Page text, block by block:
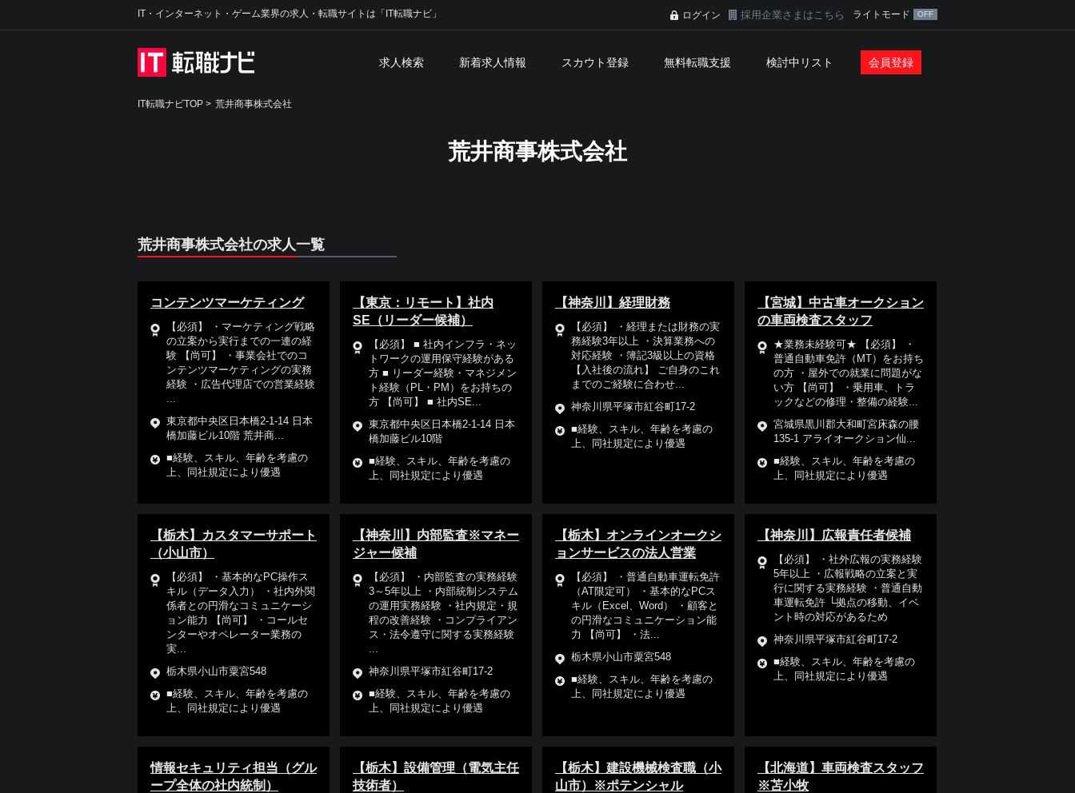
IT・インターネット・ゲーム業界の求人・転職サイトは「IT転職ナビ」 ログイン 採用企業さまはこちら ライトモード
求人検索 新着求人情報 スカウト登録 無料転職支援 検討中リスト 会員登録
IT転職ナビTOP > 荒井商事株式会社
荒井商事株式会社
荒井商事株式会社の求人一覧
コンテンツマーケティング
【必須】 ・マーケティング戦略
の立案から実行までの一連の経
験 【尚可】 ・事業会社でのコ
ンテンツマーケティングの実務
経験 ・広告代理店での営業経験
...
東京都中央区日本橋2-1-14 日本
橋加藤ビル10階 荒井商...
■経験、スキル、年齢を考慮の
上、同社規定により優遇
【東京：リモート】社内
SE（リーダー候補）
【必須】 ■ 社内インフラ・ネッ
トワークの運用保守経験がある
方 ■ リーダー経験・マネジメン
ト経験（PL・PM）をお持ちの
方 【尚可】 ■ 社内SE...
東京都中央区日本橋2-1-14 日本
橋加藤ビル10階
■経験、スキル、年齢を考慮の
上、同社規定により優遇
【神奈川】経理財務
【必須】 ・経理または財務の実
務経験3年以上 ・決算業務への
対応経験 ・簿記3級以上の資格
【入社後の流れ】 ご自身のこれ
までのご経験に合わせ...
神奈川県平塚市紅谷町17-2
■経験、スキル、年齢を考慮の
上、同社規定により優遇
【宮城】中古車オークション
の車両検査スタッフ
★業務未経験可★ 【必須】 ・
普通自動車免許（MT）をお持ち
の方 ・屋外での就業に問題がな
い方 【尚可】 ・乗用車、トラ
ックなどの修理・整備の経験...
宮城県黒川郡大和町宮床森の腰
135-1 アライオークション仙...
■経験、スキル、年齢を考慮の
上、同社規定により優遇
【栃木】カスタマーサポート
（小山市）
【必須】 ・基本的なPC操作ス
キル（データ入力） ・社内外関
係者との円滑なコミュニケーシ
ョン能力 【尚可】 ・コールセ
ンターやオペレーター業務の
実...
栃木県小山市粟宮548
■経験、スキル、年齢を考慮の
上、同社規定により優遇
【神奈川】内部監査※マネー
ジャー候補
【必須】 ・内部監査の実務経験
3～5年以上 ・内部統制システム
の運用実務経験 ・社内規定・規
程の改善経験 ・コンプライアン
ス・法令遵守に関する実務経験
...
神奈川県平塚市紅谷町17-2
■経験、スキル、年齢を考慮の
上、同社規定により優遇
【栃木】オンラインオークシ
ョンサービスの法人営業
【必須】 ・普通自動車運転免許
（AT限定可） ・基本的なPCス
キル（Excel、Word） ・顧客と
の円滑なコミュニケーション能
力 【尚可】 ・法...
栃木県小山市粟宮548
■経験、スキル、年齢を考慮の
上、同社規定により優遇
【神奈川】広報責任者候補
【必須】 ・社外広報の実務経験
5年以上 ・広報戦略の立案と実
行に関する実務経験 ・普通自動
車運転免許 └拠点の移動、イベ
ント時の対応があるため
神奈川県平塚市紅谷町17-2
■経験、スキル、年齢を考慮の
上、同社規定により優遇
情報セキュリティ担当（グル
ープ全体の社内統制）
【栃木】設備管理（電気主任
技術者）
【栃木】建設機械検査職（小
山市）※ポテンシャル
【北海道】車両検査スタッフ
※苫小牧